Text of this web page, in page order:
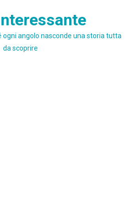
ogni angolo nasconde una storia tutta
da scoprire